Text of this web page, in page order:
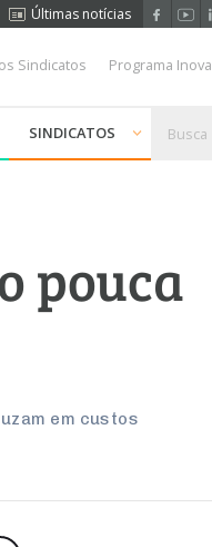
Últimas notícias
Sindicatos Programa Inova
SINDICATOS
pouca
em custos